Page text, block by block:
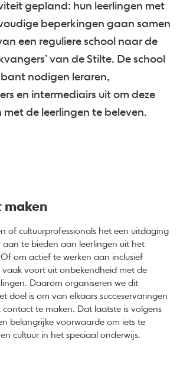
gepland: hun leerlingen met
beperkingen gaan samen
een reguliere school naar de
van de Stilte. De school
nodigen leraren,
en intermediairs uit om deze
de leerlingen te beleven.
maken
of cultuurprofessionals het een uitdaging
aan te bieden aan leerlingen uit het
om actief te werken aan inclusief
voort uit onbekendheid met de
Daarom organiseren we dit
doel is om van elkaars succeservaringen
contact te maken. Dat laatste is volgens
belangrijke voorwaarde om iets te
cultuur in het speciaal onderwijs.